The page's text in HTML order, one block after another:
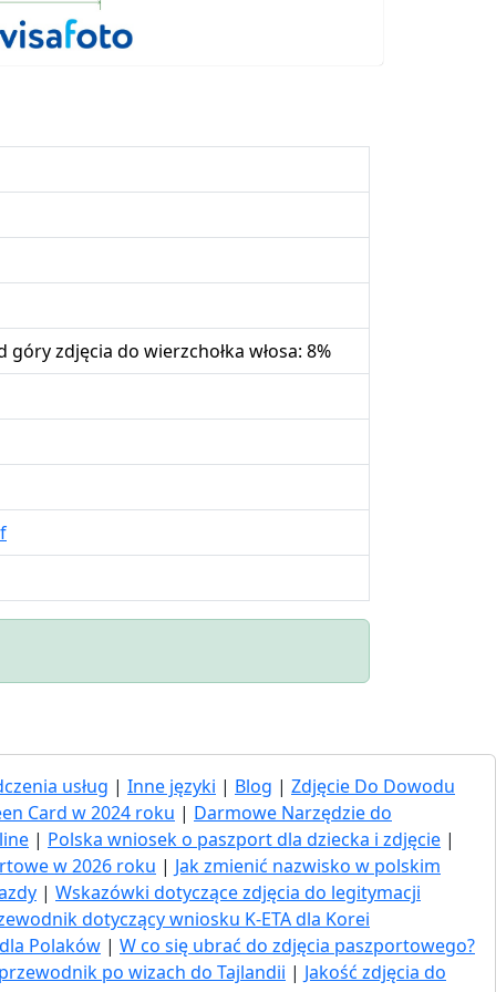
góry zdjęcia do wierzchołka włosa: 8%
usług | Inne języki | Blog | Zdjęcie Do Dowodu
Card w 2024 roku | Darmowe Narzędzie do
| Polska wniosek o paszport dla dziecka i zdjęcie |
w 2026 roku | Jak zmienić nazwisko w polskim
| Wskazówki dotyczące zdjęcia do legitymacji
dotyczący wniosku K-ETA dla Korei
Polaków | W co się ubrać do zdjęcia paszportowego?
po wizach do Tajlandii | Jakość zdjęcia do